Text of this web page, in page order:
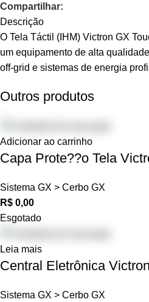
Compartilhar:
Descrição
O Tela Táctil (IHM) Victron GX
um equipamento de alta
off-grid e sistemas de energia
Outros produtos
Adicionar ao carrinho
Capa Prote??o Tela
Sistema GX > Cerbo GX
R$ 0,00
Esgotado
Leia mais
Central Eletrônica
Sistema GX > Cerbo GX